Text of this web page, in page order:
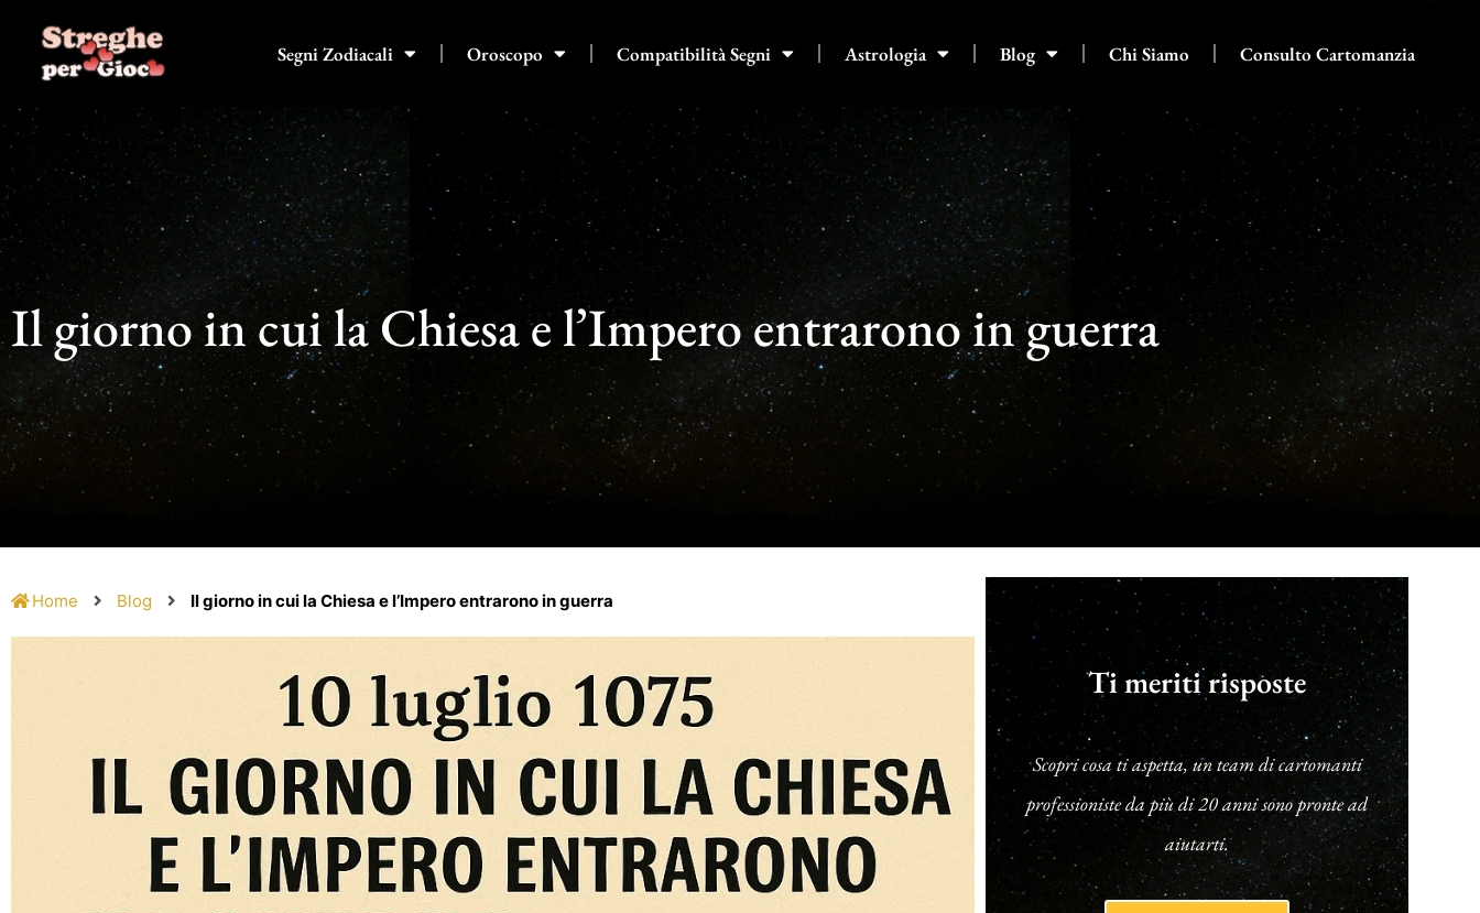
contenuto
Segni Zodiacali Oroscopo Compatibilità Segni Astrologia Blog Chi Siamo Consulto Cartomanzia
Il giorno in cui la Chiesa e l’Impero entrarono in guerra
Home Blog Il giorno in cui la Chiesa e l’Impero entrarono in guerra
Ti meriti risposte
Scopri cosa ti aspetta, un team di cartomanti
professioniste da più di 20 anni sono pronte ad
aiutarti.